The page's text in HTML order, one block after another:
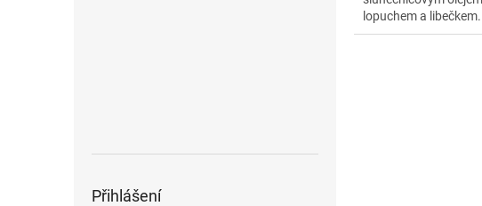
Přihlášení
lopuchem a libečkem.